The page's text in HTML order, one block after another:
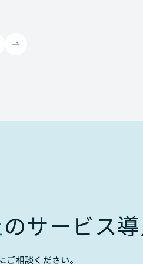
のサービス
ご相談ください。